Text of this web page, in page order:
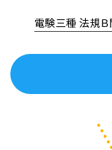
電験三種 法規Ｂ